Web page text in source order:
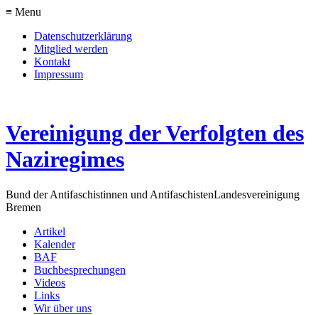
≡ Menu
Datenschutzerklärung
Mitglied werden
Kontakt
Impressum
Vereinigung der Verfolgten des
Naziregimes
Bund der Antifaschistinnen und AntifaschistenLandesvereinigung
Bremen
Artikel
Kalender
BAF
Buchbesprechungen
Videos
Links
Wir über uns